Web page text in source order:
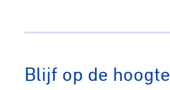
Blijf op de hoogte